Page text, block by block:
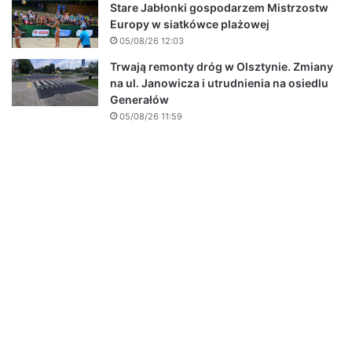
Stare Jabłonki gospodarzem Mistrzostw
Europy w siatkówce plażowej
05/08/26 12:03
Trwają remonty dróg w Olsztynie. Zmiany
na ul. Janowicza i utrudnienia na osiedlu
Generałów
05/08/26 11:59